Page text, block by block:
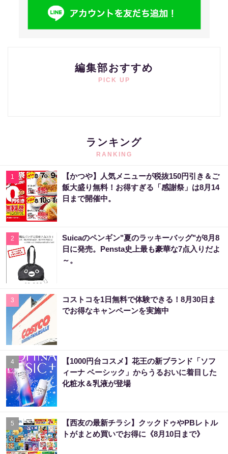
編集部おすすめ
PICK UP
ランキング
RANKING
1
【かつや】人気メニューが税抜150円引き＆ご
飯大盛り無料！お得すぎる「感謝祭」は8月14
日まで開催中。
2
Suicaのペンギン"夏のラッキーバッグ"が8月8
日に発売。Pensta史上最も豪華な7点入りだよ
～。
3
コストコを1日無料で体験できる！8月30日ま
でお得なキャンペーンを実施中
4
【1000円台コスメ】花王の新ブランド「ソフ
ィーナ ベーシック」からうるおいに着目した
化粧水＆乳液が登場
5
【西友の最新チラシ】クックドゥやPBレトル
トがまとめ買いでお得に《8月10日まで》